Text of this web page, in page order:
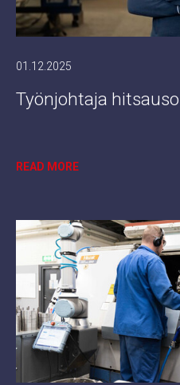
01.12.2025
Työnjohtaja
READ MORE